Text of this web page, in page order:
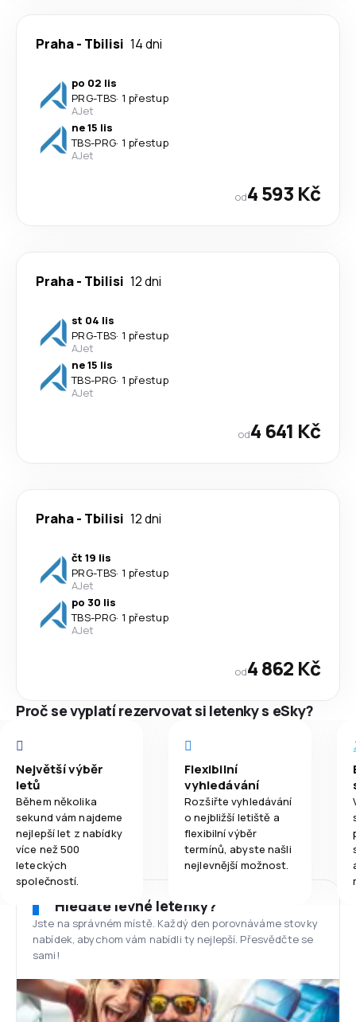
Praha- Tbilisi 14 dni
po 02 lis
PRG-TBS· 1 přestup
AJet
ne 15 lis
TBS-PRG· 1 přestup
AJet
od4 593 Kč
Praha- Tbilisi 12 dni
st 04 lis
PRG-TBS· 1 přestup
AJet
ne 15 lis
TBS-PRG· 1 přestup
AJet
od4 641 Kč
Praha- Tbilisi 12 dni
čt 19 lis
PRG-TBS· 1 přestup
AJet
po 30 lis
TBS-PRG· 1 přestup
AJet
od4 862 Kč
Proč se vyplatí rezervovat si letenky s eSky?
Největší výběr
letů
Během několika
sekund vám najdeme
nejlepší let z nabídky
více než 500
leteckých
společností.
Flexibilní
vyhledávání
Rozšiřte vyhledávání
o nejbližší letiště a
flexibilní výběr
termínů, abyste našli
nejlevnější možnost.
Hledáte levné letenky?
Jste na správném místě. Každý den porovnáváme stovky
nabídek, abychom vám nabídli ty nejlepší. Přesvědčte se
sami!